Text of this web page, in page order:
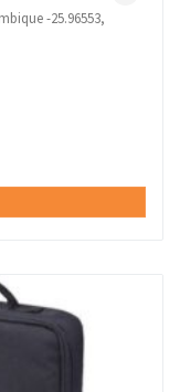
-25.96553,